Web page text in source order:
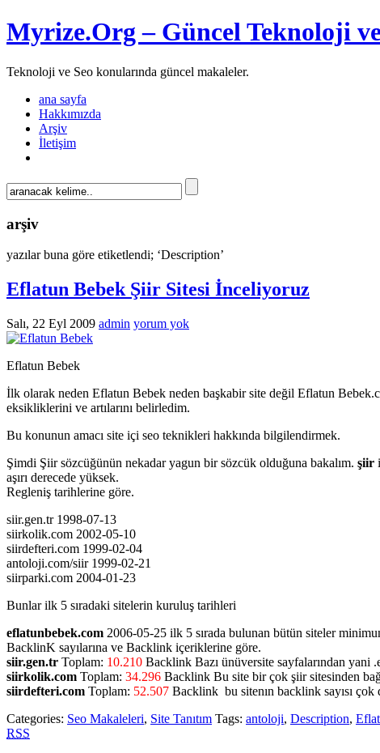
Myrize.Org – Güncel Teknoloji
Teknoloji ve Seo konularında güncel makaleler.
ana sayfa
Hakkımızda
Arşiv
İletişim
arşiv
yazılar buna göre etiketlendi; ‘Description’
Eflatun Bebek Şiir Sitesi İnceliyoruz
Salı, 22 Eyl 2009 admin yorum yok
Eflatun Bebek
İlk olarak neden Eflatun Bebek neden başkabir site değil Eflatun
eksikliklerini ve artılarını belirledim.
Bu konunun amacı site içi seo teknikleri hakkında bilgilendirmek.
Şimdi Şiir sözcüğünün nekadar yagun bir sözcük olduğuna bakalım. şiir
aşırı derecede yüksek.
Regleniş tarihlerine göre.
siir.gen.tr 1998-07-13
siirkolik.com 2002-05-10
siirdefteri.com 1999-02-04
antoloji.com/siir 1999-02-21
siirparki.com 2004-01-23
Bunlar ilk 5 sıradaki sitelerin kuruluş tarihleri
eflatunbebek.com 2006-05-25 ilk 5 sırada bulunan bütün siteler
BacklinK sayılarına ve Backlink içeriklerine göre.
siir.gen.tr Toplam: 10.210 Backlink Bazı ünüversite sayfalarından
siirkolik.com Toplam: 34.296 Backlink Bu site bir çok şiir sitesinden
siirdefteri.com Toplam: 52.507 Backlink bu sitenın backlink sayısı çok
Categories: Seo Makaleleri, Site Tanıtım Tags: antoloji, Description,
RSS